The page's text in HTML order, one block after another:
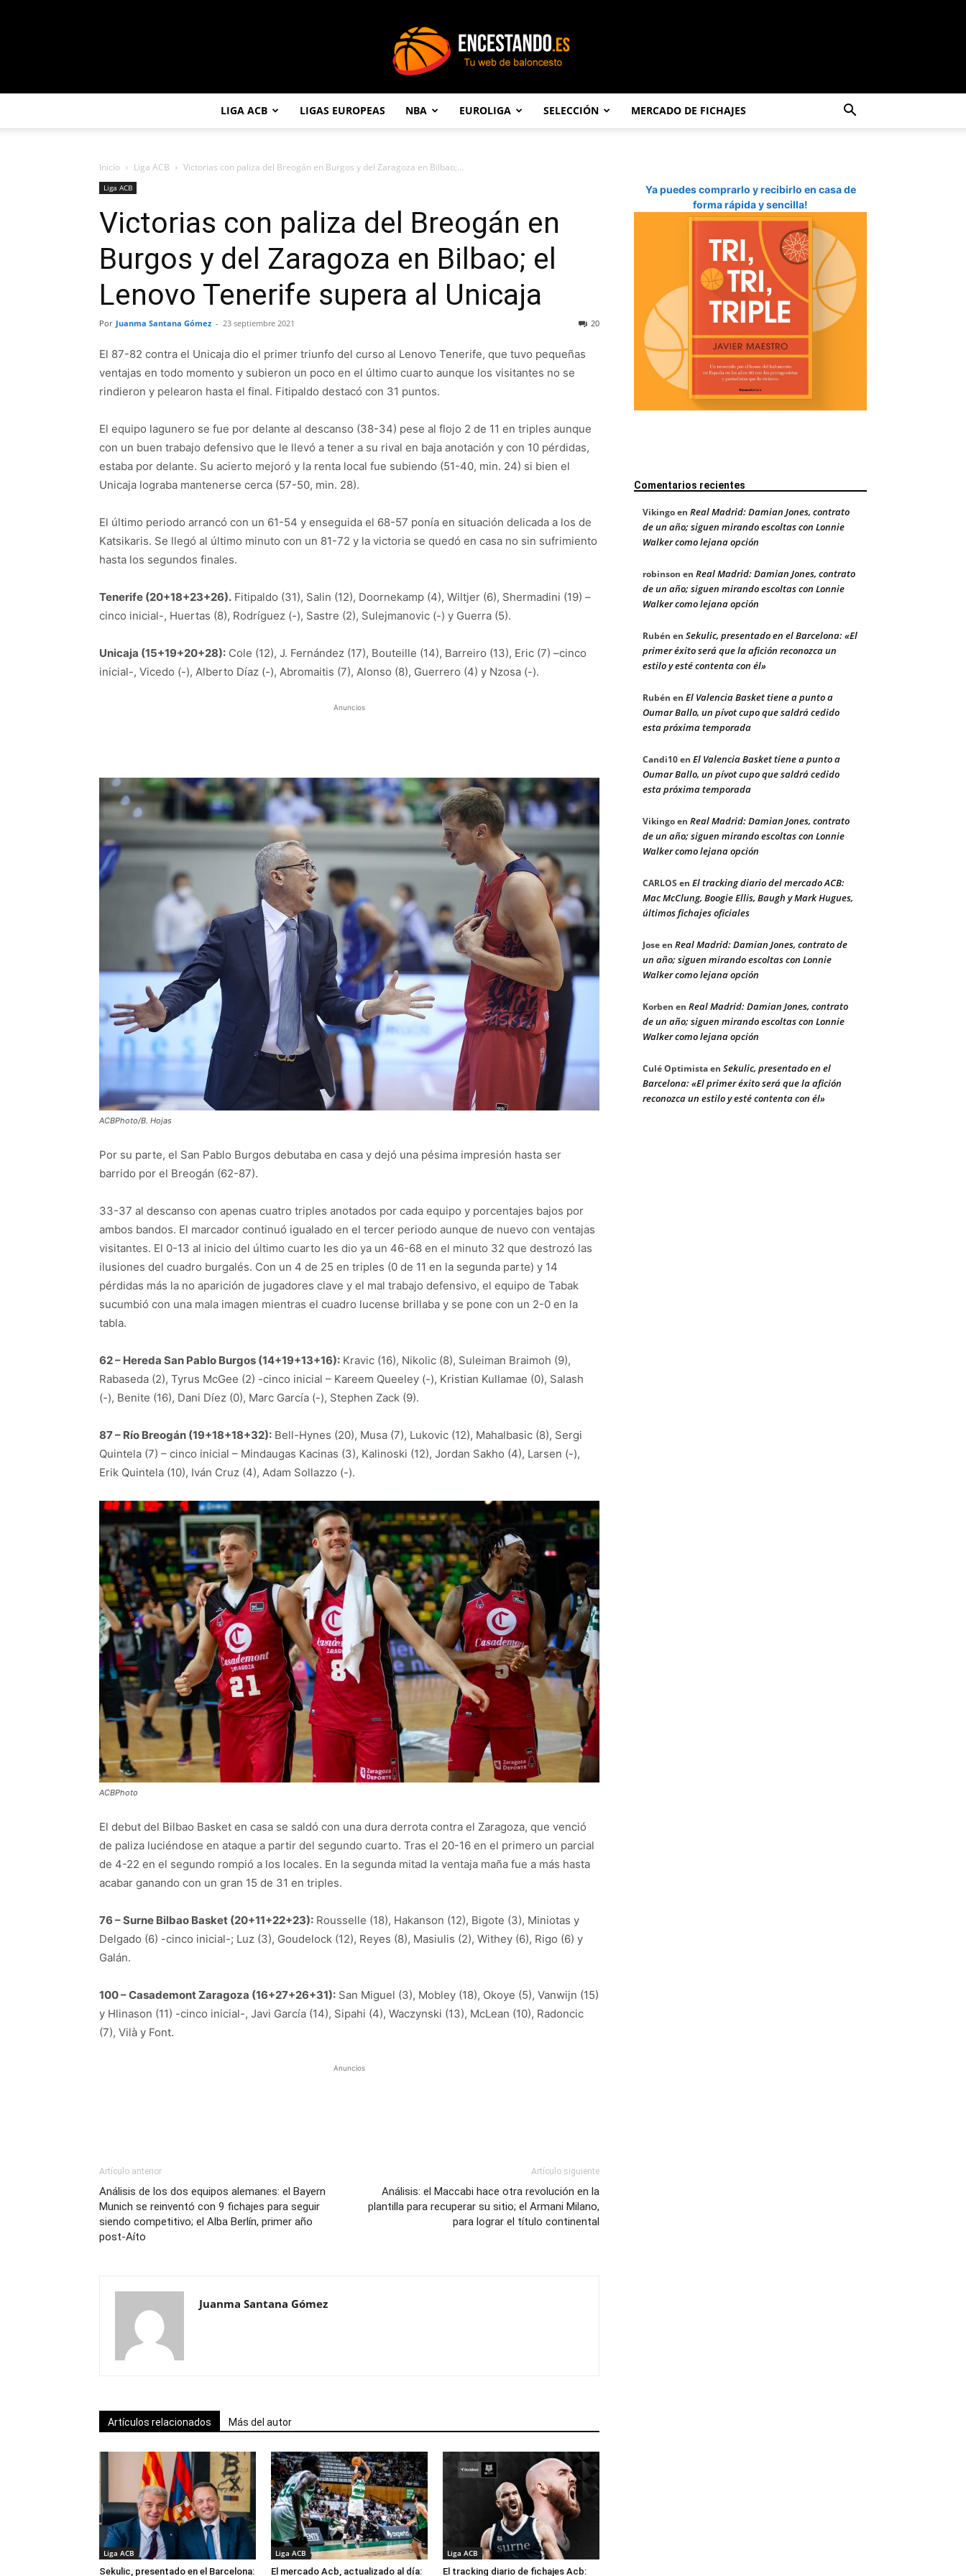
LIGA ACB LIGAS EUROPEAS NBA EUROLIGA SELECCIÓN MERCADO DE FICHAJES
Inicio Liga ACB Victorias con paliza del Breogán en Burgos y del Zaragoza en Bilbao;...
Liga ACB
Victorias con paliza del Breogán en
Burgos y del Zaragoza en Bilbao; el
Lenovo Tenerife supera al Unicaja
Por Juanma Santana Gómez - 23 septiembre 2021 20
El 87-82 contra el Unicaja dio el primer triunfo del curso al Lenovo Tenerife, que tuvo pequeñas
ventajas en todo momento y subieron un poco en el último cuarto aunque los visitantes no se
rindieron y pelearon hasta el final. Fitipaldo destacó con 31 puntos.
El equipo lagunero se fue por delante al descanso (38-34) pese al flojo 2 de 11 en triples aunque
con un buen trabajo defensivo que le llevó a tener a su rival en baja anotación y con 10 pérdidas,
estaba por delante. Su acierto mejoró y la renta local fue subiendo (51-40, min. 24) si bien el
Unicaja lograba mantenerse cerca (57-50, min. 28).
El último periodo arrancó con un 61-54 y enseguida el 68-57 ponía en situación delicada a los de
Katsikaris. Se llegó al último minuto con un 81-72 y la victoria se quedó en casa no sin sufrimiento
hasta los segundos finales.
Tenerife (20+18+23+26). Fitipaldo (31), Salin (12), Doornekamp (4), Wiltjer (6), Shermadini (19) –
cinco inicial-, Huertas (8), Rodríguez (-), Sastre (2), Sulejmanovic (-) y Guerra (5).
Unicaja (15+19+20+28): Cole (12), J. Fernández (17), Bouteille (14), Barreiro (13), Eric (7) –cinco
inicial-, Vicedo (-), Alberto Díaz (-), Abromaitis (7), Alonso (8), Guerrero (4) y Nzosa (-).
Anuncios
ACBPhoto/B. Hojas
Por su parte, el San Pablo Burgos debutaba en casa y dejó una pésima impresión hasta ser
barrido por el Breogán (62-87).
33-37 al descanso con apenas cuatro triples anotados por cada equipo y porcentajes bajos por
ambos bandos. El marcador continuó igualado en el tercer periodo aunque de nuevo con ventajas
visitantes. El 0-13 al inicio del último cuarto les dio ya un 46-68 en el minuto 32 que destrozó las
ilusiones del cuadro burgalés. Con un 4 de 25 en triples (0 de 11 en la segunda parte) y 14
pérdidas más la no aparición de jugadores clave y el mal trabajo defensivo, el equipo de Tabak
sucumbió con una mala imagen mientras el cuadro lucense brillaba y se pone con un 2-0 en la
tabla.
62 – Hereda San Pablo Burgos (14+19+13+16): Kravic (16), Nikolic (8), Suleiman Braimoh (9),
Rabaseda (2), Tyrus McGee (2) -cinco inicial – Kareem Queeley (-), Kristian Kullamae (0), Salash
(-), Benite (16), Dani Díez (0), Marc García (-), Stephen Zack (9).
87 – Río Breogán (19+18+18+32): Bell-Hynes (20), Musa (7), Lukovic (12), Mahalbasic (8), Sergi
Quintela (7) – cinco inicial – Mindaugas Kacinas (3), Kalinoski (12), Jordan Sakho (4), Larsen (-),
Erik Quintela (10), Iván Cruz (4), Adam Sollazzo (-).
ACBPhoto
El debut del Bilbao Basket en casa se saldó con una dura derrota contra el Zaragoza, que venció
de paliza luciéndose en ataque a partir del segundo cuarto. Tras el 20-16 en el primero un parcial
de 4-22 en el segundo rompió a los locales. En la segunda mitad la ventaja maña fue a más hasta
acabar ganando con un gran 15 de 31 en triples.
76 – Surne Bilbao Basket (20+11+22+23): Rousselle (18), Hakanson (12), Bigote (3), Miniotas y
Delgado (6) -cinco inicial-; Luz (3), Goudelock (12), Reyes (8), Masiulis (2), Withey (6), Rigo (6) y
Galán.
100 – Casademont Zaragoza (16+27+26+31): San Miguel (3), Mobley (18), Okoye (5), Vanwijn (15)
y Hlinason (11) -cinco inicial-, Javi García (14), Sipahi (4), Waczynski (13), McLean (10), Radoncic
(7), Vilà y Font.
Anuncios
Artículo anterior
Análisis de los dos equipos alemanes: el Bayern
Munich se reinventó con 9 fichajes para seguir
siendo competitivo; el Alba Berlín, primer año
post-Aíto
Artículo siguiente
Análisis: el Maccabi hace otra revolución en la
plantilla para recuperar su sitio; el Armani Milano,
para lograr el título continental
Juanma Santana Gómez
Artículos relacionados Más del autor
Liga ACB
Sekulic, presentado en el Barcelona:
Liga ACB
El mercado Acb, actualizado al día:
Liga ACB
El tracking diario de fichajes Acb:
Ya puedes comprarlo y recibirlo en casa de
forma rápida y sencilla!
Comentarios recientes
Vikingoen Real Madrid: Damian Jones, contrato
de un año; siguen mirando escoltas con Lonnie
Walker como lejana opción
robinson en Real Madrid: Damian Jones, contrato
de un año; siguen mirando escoltas con Lonnie
Walker como lejana opción
Rubén en Sekulic, presentado en el Barcelona: «El
primer éxito será que la afición reconozca un
estilo y esté contenta con él»
Rubén en El Valencia Basket tiene a punto a
Oumar Ballo, un pívot cupo que saldrá cedido
esta próxima temporada
Candi10en El Valencia Basket tiene a punto a
Oumar Ballo, un pívot cupo que saldrá cedido
esta próxima temporada
Vikingoen Real Madrid: Damian Jones, contrato
de un año; siguen mirando escoltas con Lonnie
Walker como lejana opción
CARLOS en El tracking diario del mercado ACB:
Mac McClung, Boogie Ellis, Baugh y Mark Hugues,
últimos fichajes oficiales
Joseen Real Madrid: Damian Jones, contrato de
un año; siguen mirando escoltas con Lonnie
Walker como lejana opción
Korben en Real Madrid: Damian Jones, contrato
de un año; siguen mirando escoltas con Lonnie
Walker como lejana opción
Culé Optimistaen Sekulic, presentado en el
Barcelona: «El primer éxito será que la afición
reconozca un estilo y esté contenta con él»